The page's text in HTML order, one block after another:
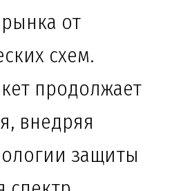
от
схем.
продолжает
внедряя
защиты